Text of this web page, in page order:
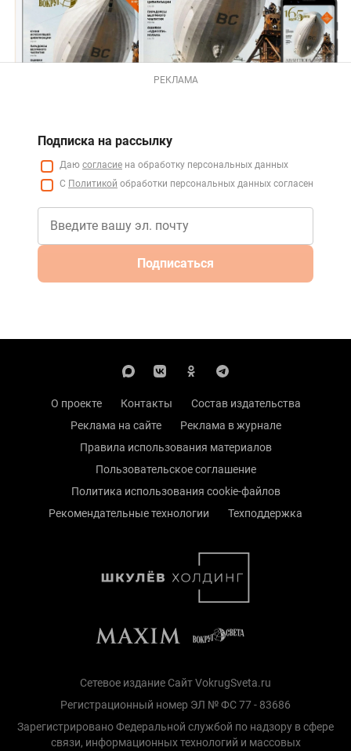
РЕКЛАМА
Подписка на рассылку
Даю согласие на обработку персональных данных
С Политикой обработки персональных данных согласен
Подписаться
О проекте Контакты
Состав издательства
Реклама на сайте
Реклама в журнале
Правила использования материалов
Пользовательское соглашение
Политика использования cookie-файлов
Рекомендательные технологии
Техподдержка
Сетевое издание Сайт VokrugSveta.ru
Регистрационный номер ЭЛ № ФС 77 - 83686
Зарегистрировано Федеральной службой по надзору в сфере
связи, информационных технологий и массовых